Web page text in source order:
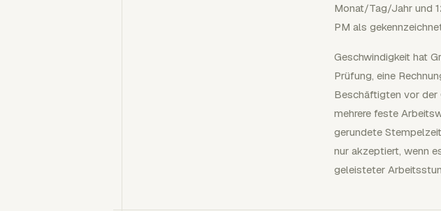
Monat/Tag/Jahr und
PM als
Geschwindigkeit hat
Prüfung, eine
Beschäftigten vor der
mehrere feste
gerundete
nur akzeptiert, wenn
geleisteter